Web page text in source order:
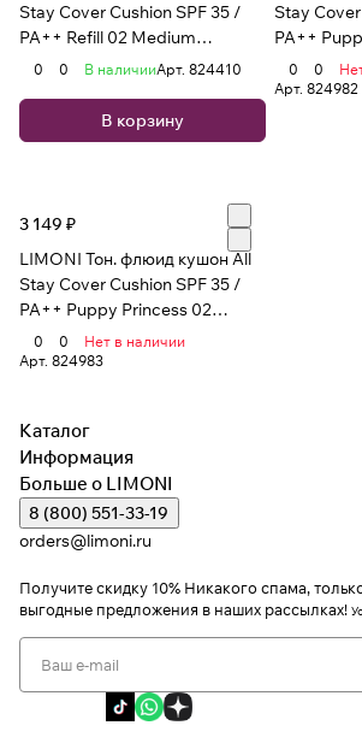
Stay Cover Cushion SPF 35 /
PA++ Refill 02 Medium
(Сменный блок)
0 0 В наличииАрт. 824410
В корзину
Stay
PA++
***
0 0
Арт. 824982
3 149 ₽
LIMONI Тон. флюид кушон All
Stay Cover Cushion SPF 35 /
PA++ Puppy Princess 02
Medium***
0 0
Нет в наличии
Арт. 824983
Каталог
Информация
Больше о LIMONI
8 (800) 551-33-19
orders@limoni.ru
Получите скидку 10% Никакого спама,
выгодные предложения в наших рассылках!